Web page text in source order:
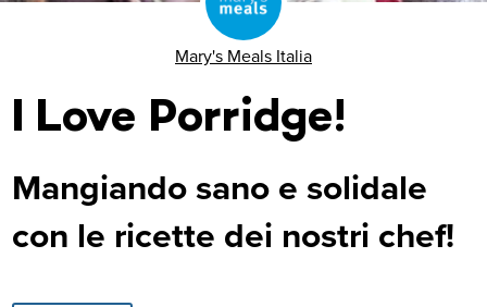
Mary's Meals Italia
I Love Porridge!
Mangiando sano e solidale
con le ricette dei nostri chef!